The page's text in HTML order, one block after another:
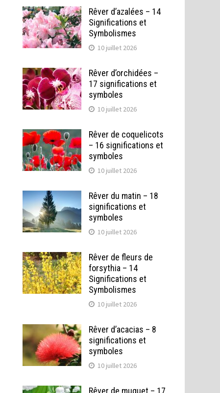
Rêver d’azalées – 14
Significations et
Symbolismes
10 juillet 2026
Rêver d’orchidées –
17 significations et
symboles
10 juillet 2026
Rêver de coquelicots
– 16 significations et
symboles
10 juillet 2026
Rêver du matin – 18
significations et
symboles
10 juillet 2026
Rêver de fleurs de
forsythia – 14
Significations et
Symbolismes
10 juillet 2026
Rêver d’acacias – 8
significations et
symboles
10 juillet 2026
Rêver de muguet – 17